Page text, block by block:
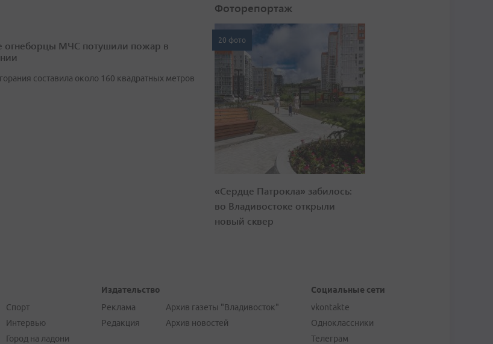
огнеборцы МЧС потушили пожар в
составила около 160 квадратных метров
Фоторепортаж
20 фото
«Сердце Патрокла» забилось:
во Владивостоке открыли
новый сквер
Спорт
Интервью
Город на ладони
Издательство
Реклама
Редакция
Архив газеты "Владивосток"
Архив новостей
Социальные сети
vkontakte
Одноклассники
Телеграм